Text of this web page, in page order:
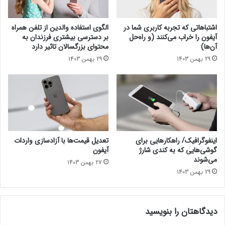
س
ت
؟
و
ن
۱
۳
؛
۲
۸
ی
ا
۹
د
ر
ص
د
اشتباهاتی که تجربه کاربری شما در
آیفون را خراب می‌کنند (و راه‌حل
آن‌ها)
29 بهمن 1403
الگوی استفاده والدین از تلفن همراه
بر دسترسی بیشتری فرزندان به
محتوای بزرگسالان تاثیر دارد
29 بهمن 1403
اینفوگرافیک/ راهکارهایی‌ برای
گوشی‌هایی که به کندی شارژ
می‌شوند
29 بهمن 1403
تعدیل قیمت‌ها با آزادسازی واردات
آیفون
27 بهمن 1403
دیدگاهتان را بنویسید